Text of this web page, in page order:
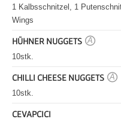
1 Kalbsschnitzel, 1
Wings
HÜHNER NUGGETS A
10stk.
CHILLI CHEESE NUGGETS A
10stk.
CEVAPCICI